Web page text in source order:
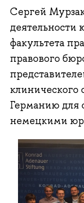
Сергей
деятельности
факультета
правового
клинического
Германию для
немецкими